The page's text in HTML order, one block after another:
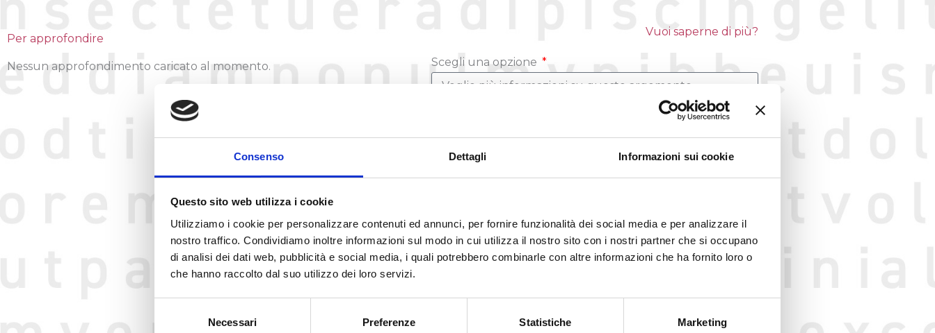
Consenso Dettagli Informazioni sui cookie
Questo sito web utilizza i cookie
Utilizziamo i cookie per personalizzare contenuti ed annunci, per fornire funzionalità dei social media e per analizzare il
nostro traffico. Condividiamo inoltre informazioni sul modo in cui utilizza il nostro sito con i nostri partner che si occupano
di analisi dei dati web, pubblicità e social media, i quali potrebbero combinarle con altre informazioni che ha fornito loro o
che hanno raccolto dal suo utilizzo dei loro servizi.
Necessari Preferenze Statistiche Marketing
Per approfondire
Nessun approfondimento caricato al momento.
Vuoi saperne di più?
Scegli una opzione
INVIA MESSAGGIO